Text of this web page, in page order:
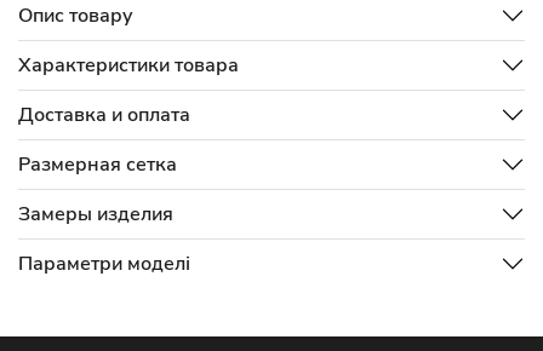
Опис товару
Характеристики товара
Доставка и оплата
Размерная сетка
Замеры изделия
Параметри моделі